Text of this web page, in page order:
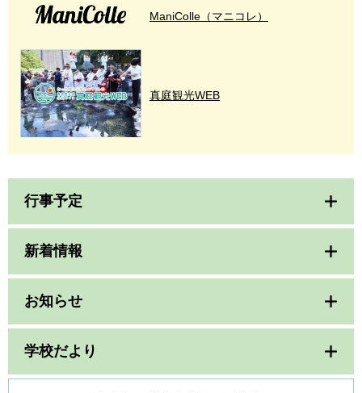
ManiColle（マニコレ）
真庭観光WEB
行事予定
新着情報
お知らせ
学校だより